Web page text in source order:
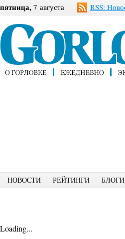
пятница, 7 августа RSS:
НОВОСТИ РЕЙТИНГИ БЛОГИ
Loading...